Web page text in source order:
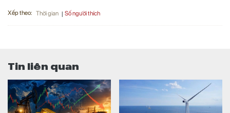
Xếp theo: Thời gian Số người thích
Tin liên quan